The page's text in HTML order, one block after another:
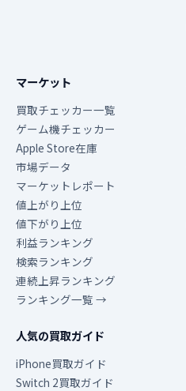
マーケット
買取チェッカー一覧
ゲーム機チェッカー
Apple Store在庫
市場データ
マーケットレポート
値上がり上位
値下がり上位
利益ランキング
検索ランキング
連続上昇ランキング
ランキング一覧 →
人気の買取ガイド
iPhone買取ガイド
Switch 2買取ガイド